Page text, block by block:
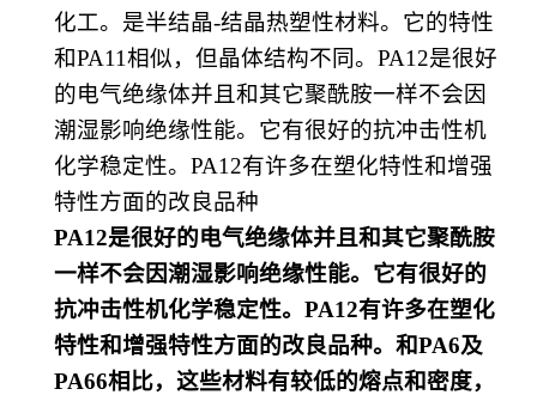
化工。是半结晶-结晶热塑性材料。它的特性
和PA11相似，但晶体结构不同。PA12是很好
的电气绝缘体并且和其它聚酰胺一样不会因
潮湿影响绝缘性能。它有很好的抗冲击性机
化学稳定性。PA12有许多在塑化特性和增强
特性方面的改良品种
PA12是很好的电气绝缘体并且和其它聚酰胺
一样不会因潮湿影响绝缘性能。它有很好的
抗冲击性机化学稳定性。PA12有许多在塑化
特性和增强特性方面的改良品种。和PA6及
PA66相比，这些材料有较低的熔点和密度，